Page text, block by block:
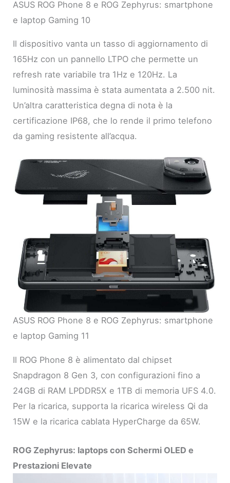
ASUS ROG Phone 8 e ROG Zephyrus: smartphone
e laptop Gaming 10
Il dispositivo vanta un tasso di aggiornamento di
165Hz con un pannello LTPO che permette un
refresh rate variabile tra 1Hz e 120Hz. La
luminosità massima è stata aumentata a 2.500 nit.
Un’altra caratteristica degna di nota è la
certificazione IP68, che lo rende il primo telefono
da gaming resistente all’acqua.
ASUS ROG Phone 8 e ROG Zephyrus: smartphone
e laptop Gaming 11
Il ROG Phone 8 è alimentato dal chipset
Snapdragon 8 Gen 3, con configurazioni fino a
24GB di RAM LPDDR5X e 1TB di memoria UFS 4.0.
Per la ricarica, supporta la ricarica wireless Qi da
15W e la ricarica cablata HyperCharge da 65W.
ROG Zephyrus: laptops con Schermi OLED e
Prestazioni Elevate